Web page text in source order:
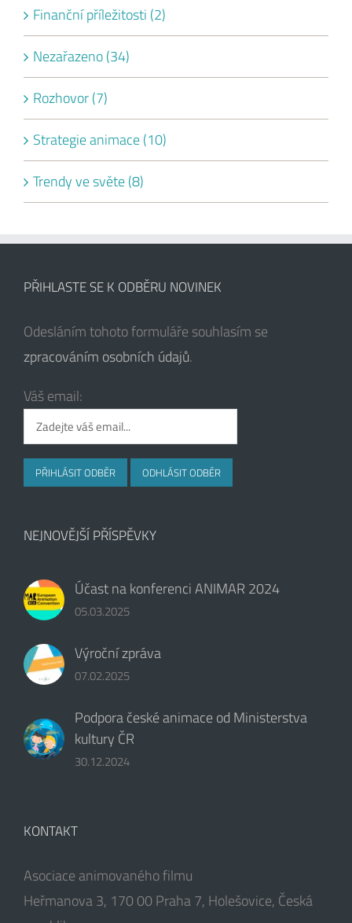
Finanční příležitosti (2)
Nezařazeno (34)
Rozhovor (7)
Strategie animace (10)
Trendy ve světe (8)
PŘIHLASTE SE K ODBĚRU NOVINEK
Odesláním tohoto formuláře souhlasím se
zpracováním osobních údajů.
Váš email:
NEJNOVĚJŠÍ PŘÍSPĚVKY
Účast na konferenci ANIMAR 2024
05.03.2025
Výroční zpráva
07.02.2025
Podpora české animace od Ministerstva
kultury ČR
30.12.2024
KONTAKT
Asociace animovaného filmu
Heřmanova 3, 170 00 Praha 7, Holešovice, Česká